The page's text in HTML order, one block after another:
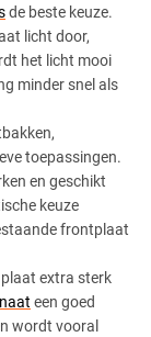
de beste keuze.
licht door,
het licht mooi
minder snel als
toepassingen.
en geschikt
keuze
frontplaat
extra sterk
een goed
wordt vooral